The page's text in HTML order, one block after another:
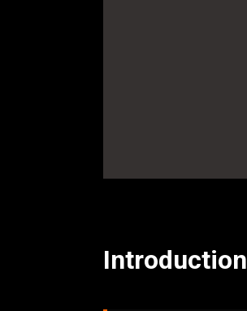
Introduction